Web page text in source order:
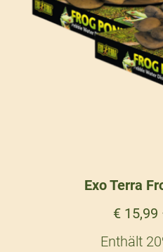
Exo Terra
€ 15,99
Enthält